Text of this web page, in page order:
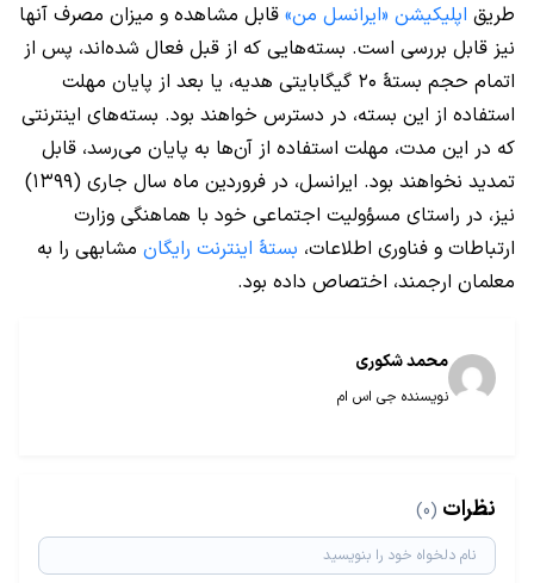
طریق اپلیکیشن «ایرانسل من» قابل مشاهده و میزان مصرف آنها
نیز قابل بررسی است. بسته‌هایی که از قبل فعال شده‌اند، پس از
اتمام حجم بستۀ ۲۰ گیگابایتی هدیه، یا بعد از پایان مهلت
استفاده از این بسته، در دسترس خواهند بود. بسته‌های اینترنتی
که در این مدت، مهلت استفاده از آن‌ها به پایان می‌رسد، قابل
تمدید نخواهند بود. ایرانسل، در فروردین ماه سال جاری (۱۳۹۹)
نیز، در راستای مسؤولیت اجتماعی خود با هماهنگی وزارت
ارتباطات و فناوری اطلاعات، بستۀ اینترنت رایگان مشابهی را به
معلمان ارجمند، اختصاص داده بود.
محمد شکوری
نویسنده جی اس ام
نظرات (0)